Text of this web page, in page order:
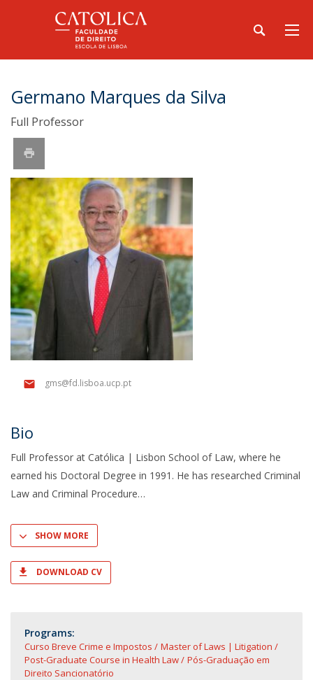
Germano Marques da Silva
Full Professor
gms@fd.lisboa.ucp.pt
Bio
Full Professor at Católica | Lisbon School of Law, where he
earned his Doctoral Degree in 1991. He has researched Criminal
Law and Criminal Procedure
SHOW MORE
DOWNLOAD CV
Programs:
Curso Breve Crime e Impostos
Master of Laws | Litigation
Post-Graduate Course in Health Law
Pós-Graduação em
Direito Sancionatório